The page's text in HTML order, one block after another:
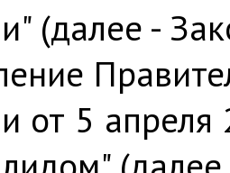
(далее -
от 5